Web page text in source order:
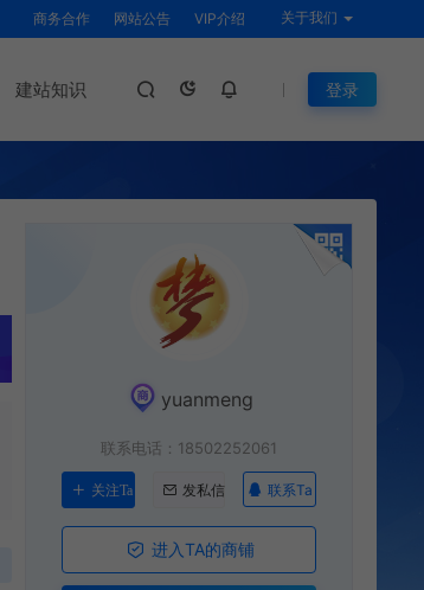
商务合作 网站公告 VIP介绍 关于我们
建站知识 登录
yuanmeng
联系电话：18502252061
关注Ta 发私信 联系Ta
进入TA的商铺